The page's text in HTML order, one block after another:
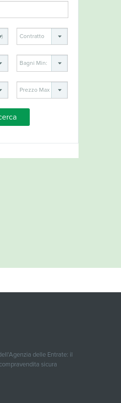
delle Entrate: il
sicura